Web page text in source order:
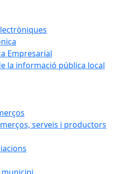
Empresarial
la informació pública local
serveis i productors